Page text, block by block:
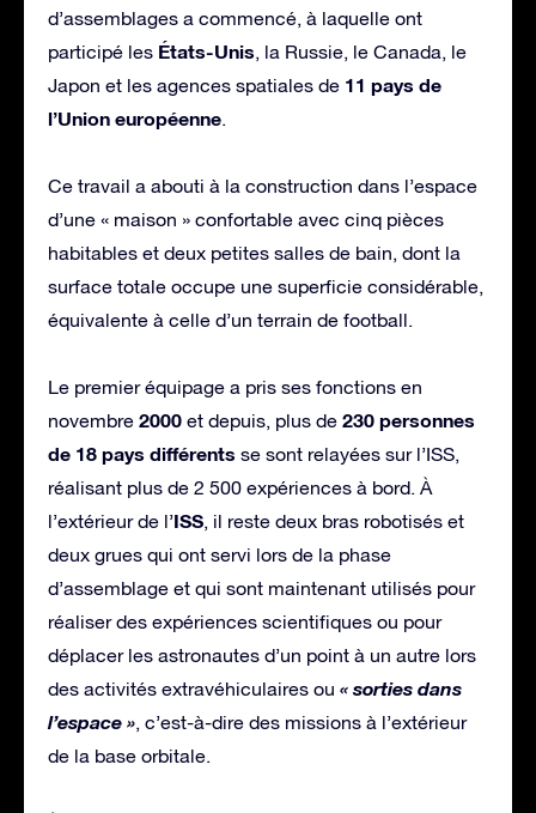
d’assemblages a commencé, à laquelle ont
participé les États-Unis, la Russie, le Canada, le
Japon et les agences spatiales de 11 pays de
l’Union européenne.
Ce travail a abouti à la construction dans l’espace
d’une « maison » confortable avec cinq pièces
habitables et deux petites salles de bain, dont la
surface totale occupe une superficie considérable,
équivalente à celle d’un terrain de football.
Le premier équipage a pris ses fonctions en
novembre 2000 et depuis, plus de 230 personnes
de 18 pays différents se sont relayées sur l’ISS,
réalisant plus de 2 500 expériences à bord. À
l’extérieur de l’ISS, il reste deux bras robotisés et
deux grues qui ont servi lors de la phase
d’assemblage et qui sont maintenant utilisés pour
réaliser des expériences scientifiques ou pour
déplacer les astronautes d’un point à un autre lors
des activités extravéhiculaires ou « sorties dans
l’espace », c’est-à-dire des missions à l’extérieur
de la base orbitale.